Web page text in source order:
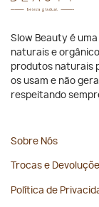
Slow Beauty é
naturais e
produtos naturais
os usam e não
respeitando
Sobre Nós
Trocas e
Política de